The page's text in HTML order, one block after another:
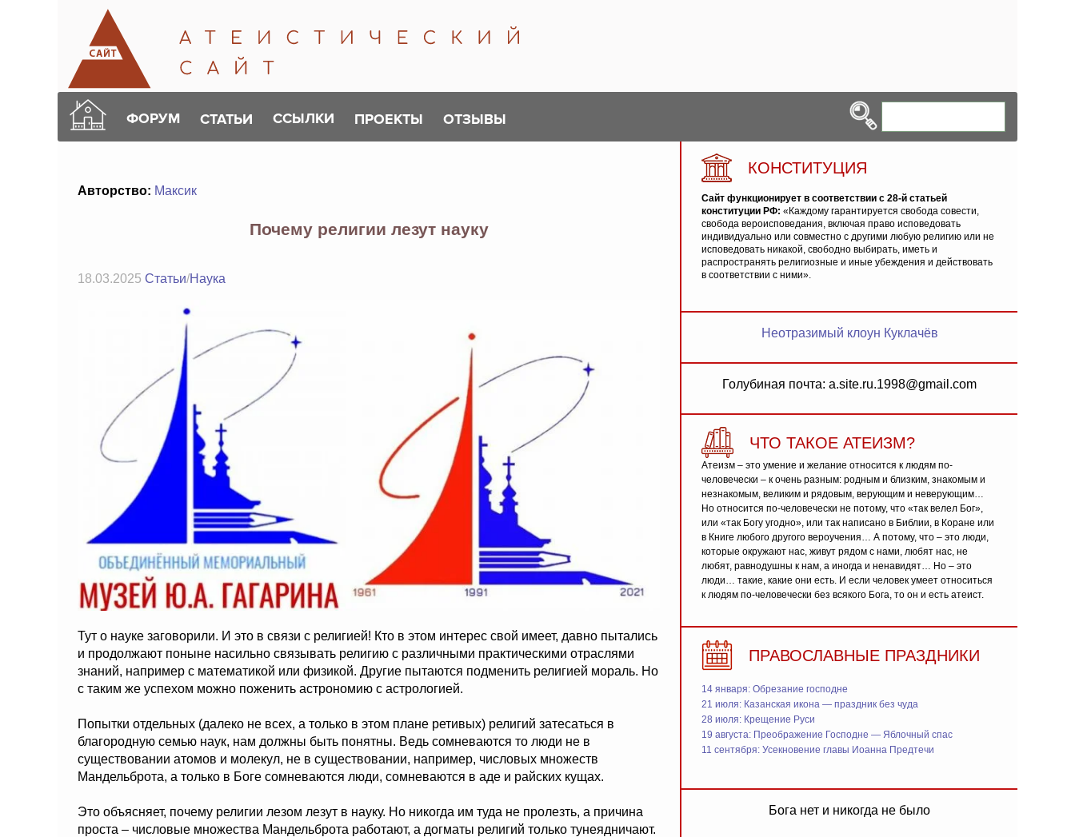
ФОРУМ СТАТЬИ ССЫЛКИ ПРОЕКТЫ ОТЗЫВЫ
Авторство: Максик
Почему религии лезут науку
18.03.2025 Статьи/Наука
Тут о науке заговорили. И это в связи с религией! Кто в этом интерес свой имеет, давно пытались
и продолжают поныне насильно связывать религию с различными практическими отраслями
знаний, например с математикой или физикой. Другие пытаются подменить религией мораль. Но
с таким же успехом можно поженить астрономию с астрологией.
Попытки отдельных (далеко не всех, а только в этом плане ретивых) религий затесаться в
благородную семью наук, нам должны быть понятны. Ведь сомневаются то люди не в
существовании атомов и молекул, не в существовании, например, числовых множеств
Мандельброта, а только в Боге сомневаются люди, сомневаются в аде и райских кущах.
Это объясняет, почему религии лезом лезут в науку. Но никогда им туда не пролезть, а причина
проста – числовые множества Мандельброта работают, а догматы религий только тунеядничают.
КОНСТИТУЦИЯ
Сайт функционирует в соответствии с 28-й статьей
конституции РФ: «Каждому гарантируется свобода совести,
свобода вероисповедания, включая право исповедовать
индивидуально или совместно с другими любую религию или не
исповедовать никакой, свободно выбирать, иметь и
распространять религиозные и иные убеждения и действовать
в соответствии с ними».
Неотразимый клоун Куклачёв
Голубиная почта: a.site.ru.1998@gmail.com
ЧТО ТАКОЕ АТЕИЗМ?
Атеизм – это умение и желание относится к людям по-
человечески – к очень разным: родным и близким, знакомым и
незнакомым, великим и рядовым, верующим и неверующим…
Но относится по-человечески не потому, что «так велел Бог»,
или «так Богу угодно», или так написано в Библии, в Коране или
в Книге любого другого вероучения… А потому, что – это люди,
которые окружают нас, живут рядом с нами, любят нас, не
любят, равнодушны к нам, а иногда и ненавидят… Но – это
люди… такие, какие они есть. И если человек умеет относиться
к людям по-человечески без всякого Бога, то он и есть атеист.
ПРАВОСЛАВНЫЕ ПРАЗДНИКИ
14 января: Обрезание господне
21 июля: Казанская икона — праздник без чуда
28 июля: Крещение Руси
19 августа: Преображение Господне — Яблочный спас
11 сентября: Усекновение главы Иоанна Предтечи
Бога нет и никогда не было